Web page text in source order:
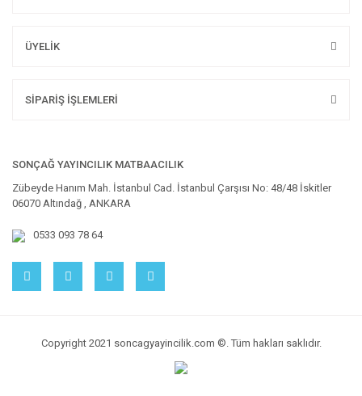
ÜYELİK
SİPARİŞ İŞLEMLERİ
SONÇAĞ YAYINCILIK MATBAACILIK
Zübeyde Hanım Mah. İstanbul Cad. İstanbul Çarşısı No: 48/48 İskitler
06070 Altındağ , ANKARA
0533 093 78 64
Copyright 2021 soncagyayincilik.com ©. Tüm hakları saklıdır.